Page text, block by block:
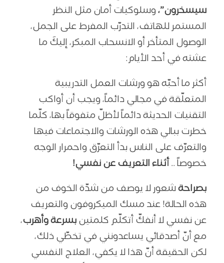
سيسخرون”، وسلوكيات أمان مثل النظر
المستمر للهاتف، التدرّب المفرط على الجمل،
الوصول المتأخر أو الانسحاب المبكر، إليكَ ما
عشته في أحد الأيام:
أكثر ما أحبّه هو ورشات العمل التدريبية
المتعلّقة في مجالي دائماً، ويجب أن أواكب
التقنيات الحديثة دائماً لأظلّ متفوقاً بها، كلّما
خطرت ببالي هذه الورشات والاجتماعات فيها
والتعرّف على الناس بدأ التعرّق واحمرار الوجه
خصوصاً .. أثناء التعريف عن نفسي!
بصراحة شعور لا يوصف من شدّة الخوف من
هذه الحالة! عند مسك الميكروفون والتعريف
عن نفسي لا أنفكّ أتكلّم كلمتين بسرعة وأهرب،
مع أنّ أصدقائي يساعدونني في تخطّي ذلك،
لكن الحقيقة أنّ هذا لا يكفي، العلاج النفسي